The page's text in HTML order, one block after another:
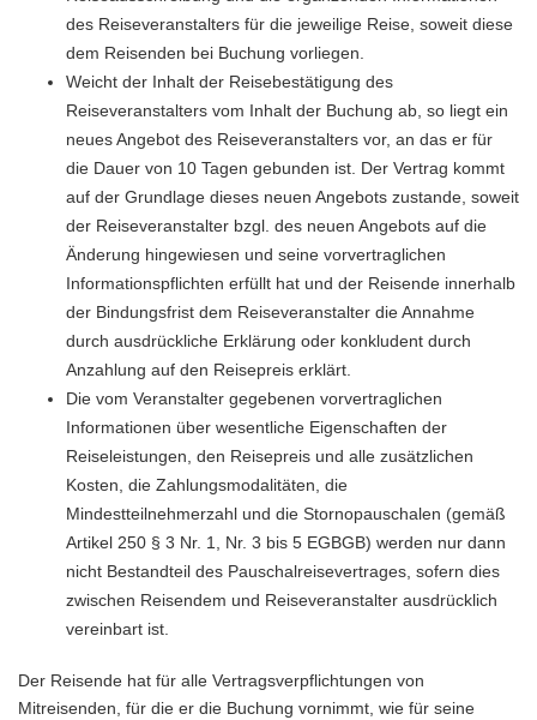
des Reiseveranstalters für die jeweilige Reise, soweit diese
dem Reisenden bei Buchung vorliegen.
Weicht der Inhalt der Reisebestätigung des
Reiseveranstalters vom Inhalt der Buchung ab, so liegt ein
neues Angebot des Reiseveranstalters vor, an das er für
die Dauer von 10 Tagen gebunden ist. Der Vertrag kommt
auf der Grundlage dieses neuen Angebots zustande, soweit
der Reiseveranstalter bzgl. des neuen Angebots auf die
Änderung hingewiesen und seine vorvertraglichen
Informationspflichten erfüllt hat und der Reisende innerhalb
der Bindungsfrist dem Reiseveranstalter die Annahme
durch ausdrückliche Erklärung oder konkludent durch
Anzahlung auf den Reisepreis erklärt.
Die vom Veranstalter gegebenen vorvertraglichen
Informationen über wesentliche Eigenschaften der
Reiseleistungen, den Reisepreis und alle zusätzlichen
Kosten, die Zahlungsmodalitäten, die
Mindestteilnehmerzahl und die Stornopauschalen (gemäß
Artikel 250 § 3 Nr. 1, Nr. 3 bis 5 EGBGB) werden nur dann
nicht Bestandteil des Pauschalreisevertrages, sofern dies
zwischen Reisendem und Reiseveranstalter ausdrücklich
vereinbart ist.
Der Reisende hat für alle Vertragsverpflichtungen von
Mitreisenden, für die er die Buchung vornimmt, wie für seine